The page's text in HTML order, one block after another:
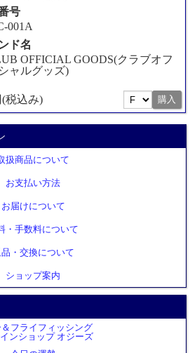
号
001A
ド名
OFFICIAL GOODS(クラブオフ
ャルグッズ)
(税込み)
扱商品について
お支払い方法
お届けについて
・手数料について
・交換について
ショップ案内
＆フライフィッシング
ンショップ オジーズ